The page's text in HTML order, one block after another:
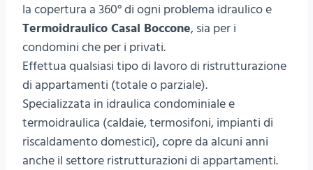
la copertura a 360° di ogni problema idraulico e
Termoidraulico Casal Boccone, sia per i
condomini che per i privati.
Effettua qualsiasi tipo di lavoro di ristrutturazione
di appartamenti (totale o parziale).
Specializzata in idraulica condominiale e
termoidraulica (caldaie, termosifoni, impianti di
riscaldamento domestici), copre da alcuni anni
anche il settore ristrutturazioni di appartamenti.